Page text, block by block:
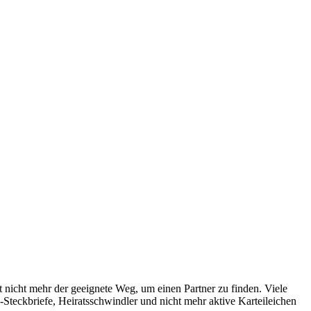
mehr der geeignete Weg, um einen Partner zu finden. Viele
Heiratsschwindler und nicht mehr aktive Karteileichen